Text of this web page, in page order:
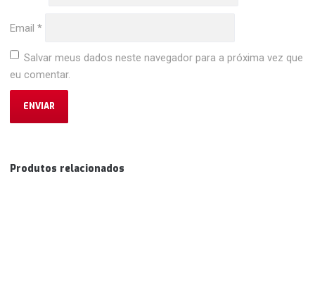
Email*
Salvar meus dados neste navegador para a próxima vez que
eu comentar.
Produtos relacionados